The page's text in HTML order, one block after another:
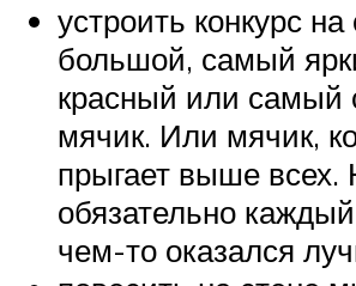
устроить конкурс
большой, самый
красный или самый
мячик. Или мячик,
прыгает выше всех.
обязательно
чем-то оказался